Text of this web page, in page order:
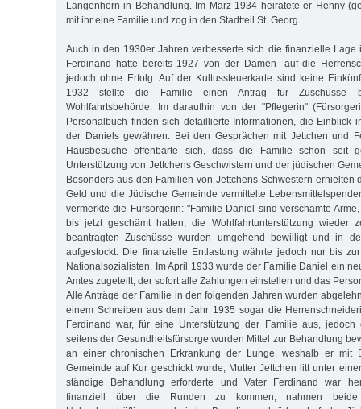
Langenhorn in Behandlung. Im März 1934 heiratete er Henny
mit ihr eine Familie und zog in den Stadtteil St. Georg.
Auch in den 1930er Jahren verbesserte sich die finanzielle Lage
Ferdinand hatte bereits 1927 von der Damen- auf die
jedoch ohne Erfolg. Auf der Kultussteuerkarte sind keine
1932 stellte die Familie einen Antrag für Zuschüsse
Wohlfahrtsbehörde. Im daraufhin von der "Pflegerin"
Personalbuch finden sich detaillierte Informationen, die Einblick
der Daniels gewähren. Bei den Gesprächen mit Jettchen und
Hausbesuche offenbarte sich, dass die Familie schon seit
Unterstützung von Jettchens Geschwistern und der jüdischen
Besonders aus den Familien von Jettchens Schwestern erhielten
Geld und die Jüdische Gemeinde vermittelte
vermerkte die Fürsorgerin: "Familie Daniel sind verschämte
bis jetzt geschämt hatten, die Wohlfahrtunterstützung wieder
beantragten Zuschüsse wurden umgehend bewilligt und in
aufgestockt. Die finanzielle Entlastung währte jedoch nur bis
Nationalsozialisten. Im April 1933 wurde der Familie Daniel ein
Amtes zugeteilt, der sofort alle Zahlungen einstellen und das
Alle Anträge der Familie in den folgenden Jahren wurden
einem Schreiben aus dem Jahr 1935 sogar die
Ferdinand war, für eine Unterstützung der Familie aus, jedoch
seitens der Gesundheitsfürsorge wurden Mittel zur Behandlung
an einer chronischen Erkrankung der Lunge, weshalb er mit
Gemeinde auf Kur geschickt wurde, Mutter Jettchen litt unter
ständige Behandlung erforderte und Vater Ferdinand war
finanziell über die Runden zu kommen, nahmen